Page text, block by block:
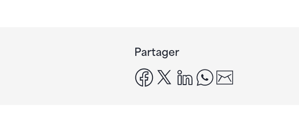
Partager
facebook
x linkedinwhatsapp